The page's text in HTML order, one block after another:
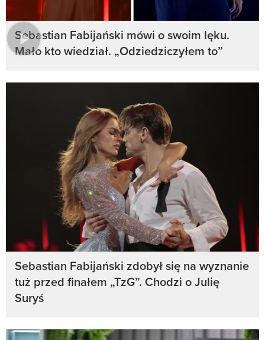
Sebastian Fabijański mówi o swoim lęku.
Mało kto wiedział. „Odziedziczyłem to”
Sebastian Fabijański zdobył się na wyznanie
tuż przed finałem „TzG”. Chodzi o Julię
Suryś